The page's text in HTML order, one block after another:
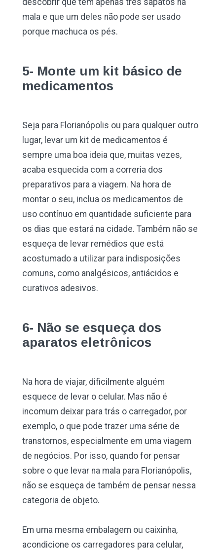
descobrir que tem apenas três sapatos na
mala e que um deles não pode ser usado
porque machuca os pés.
5- Monte um kit básico de
medicamentos
Seja para Florianópolis ou para qualquer outro
lugar, levar um kit de medicamentos é
sempre uma boa ideia que, muitas vezes,
acaba esquecida com a correria dos
preparativos para a viagem. Na hora de
montar o seu, inclua os medicamentos de
uso contínuo em quantidade suficiente para
os dias que estará na cidade. Também não se
esqueça de levar remédios que está
acostumado a utilizar para indisposições
comuns, como analgésicos, antiácidos e
curativos adesivos.
6- Não se esqueça dos
aparatos eletrônicos
Na hora de viajar, dificilmente alguém
esquece de levar o celular. Mas não é
incomum deixar para trás o carregador, por
exemplo, o que pode trazer uma série de
transtornos, especialmente em uma viagem
de negócios. Por isso, quando for pensar
sobre o que levar na mala para Florianópolis,
não se esqueça de também de pensar nessa
categoria de objeto.
Em uma mesma embalagem ou caixinha,
acondicione os carregadores para celular,